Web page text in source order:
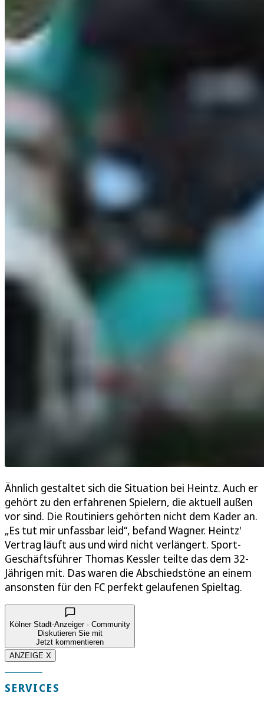
Ähnlich gestaltet sich die Situation bei Heintz. Auch er
gehört zu den erfahrenen Spielern, die aktuell außen
vor sind. Die Routiniers gehörten nicht dem Kader an.
„Es tut mir unfassbar leid“, befand Wagner. Heintz'
Vertrag läuft aus und wird nicht verlängert. Sport-
Geschäftsführer Thomas Kessler teilte das dem 32-
Jährigen mit. Das waren die Abschiedstöne an einem
ansonsten für den FC perfekt gelaufenen Spieltag.
Kölner Stadt-Anzeiger · Community
Diskutieren Sie mit
Jetzt kommentieren
ANZEIGE X
SERVICES